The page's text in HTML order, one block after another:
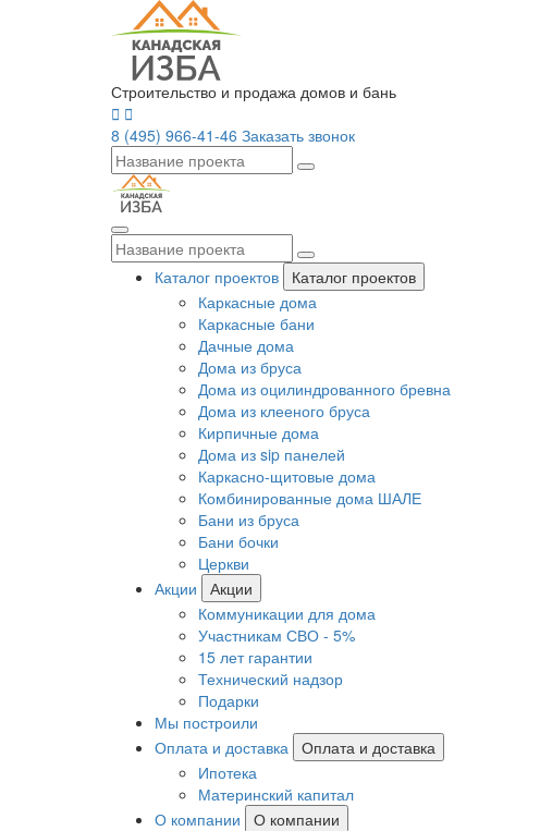
Строительство и продажа домов и бань
8 (495) 966-41-46 Заказать звонок
Каталог проектов
Каталог проектов
Каркасные дома
Каркасные бани
Дачные дома
Дома из бруса
Дома из оцилиндрованного бревна
Дома из клееного бруса
Кирпичные дома
Дома из sip панелей
Каркасно-щитовые дома
Комбинированные дома ШАЛЕ
Бани из бруса
Бани бочки
Церкви
Акции
Акции
Коммуникации для дома
Участникам СВО - 5%
15 лет гарантии
Технический надзор
Подарки
Мы построили
Оплата и доставка
Оплата и доставка
Ипотека
Материнский капитал
О компании
О компании